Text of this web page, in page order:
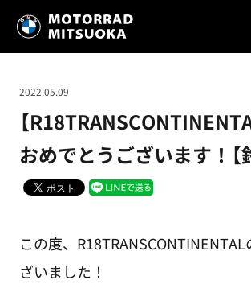
【
おめでとうございます！【
2022.05.09
この度、
ざいました！